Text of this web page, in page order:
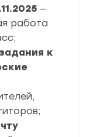
—
работа
к